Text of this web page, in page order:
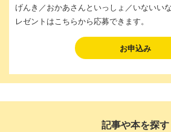
げんき／おかあさんといっしょ／いないい
レゼントはこちらから応募できます。
お申込み
記事や本を探す